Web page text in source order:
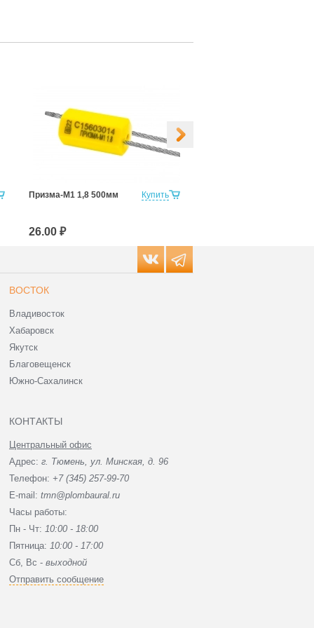
Купить
Призма-М1 1,8 500мм
26.00 ₽
ВОСТОК
Владивосток
Хабаровск
Якутск
Благовещенск
Южно-Сахалинск
КОНТАКТЫ
Центральный офис
Адрес: г. Тюмень, ул. Минская, д. 96
Телефон: +7 (345) 257-99-70
E-mail: tmn@plombaural.ru
Часы работы:
Пн - Чт: 10:00 - 18:00
Пятница: 10:00 - 17:00
Сб, Вc - выходной
Отправить сообщение